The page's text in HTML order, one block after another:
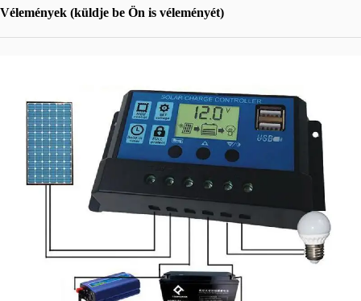
Vélemények (küldje be Ön is véleményét)